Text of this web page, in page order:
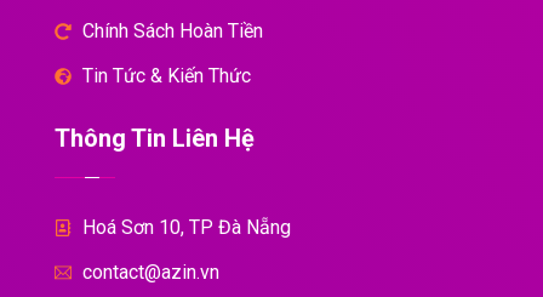
Chính Sách Hoàn Tiền
Tin Tức & Kiến Thức
Thông Tin Liên Hệ
Hoá Sơn 10, TP Đà Nẵng
contact@azin.vn